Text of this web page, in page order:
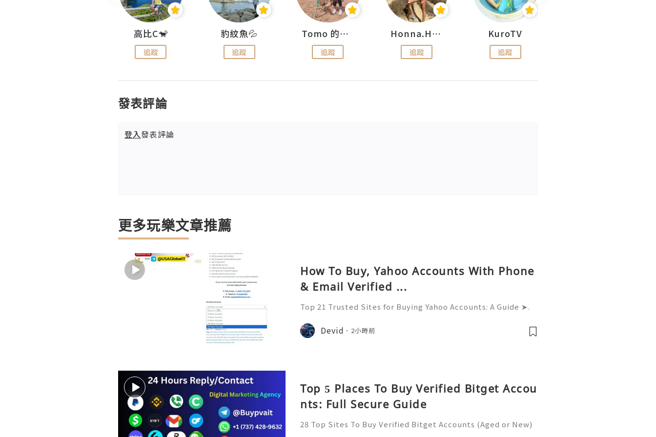
高比C🐒
追蹤
豹紋魚💦
追蹤
Tomo 的快樂宇宙
追蹤
Honna.H 出走
追蹤
KuroTV
追蹤
發表評論
登入發表評論
更多玩樂文章推薦
How To Buy, Yahoo Accounts With Phone
& Email Verified ...
Top 21 Trusted Sites for Buying Yahoo Accounts: A Guide ➤.
➤ Email: usaglobalit@gmail.com ➤.➤.........➤.➤..........➤.➤......
Devid 2小時前
Top 5 Places To Buy Verified Bitget Accou
nts: Full Secure Guide
28 Top Sites To Buy Verified Bitget Accounts (Aged or New)